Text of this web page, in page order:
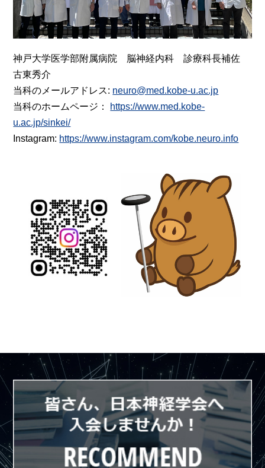
神戸大学医学部附属病院 脳神経内科 診療科長補佐
古東秀介
当科のメールアドレス: neuro@med.kobe-u.ac.jp
当科のホームページ： https://www.med.kobe-
u.ac.jp/sinkei/
Instagram: https://www.instagram.com/kobe.neuro.info